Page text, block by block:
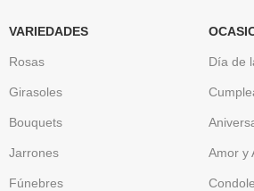
VARIEDADES
Rosas
Girasoles
Bouquets
Jarrones
Fúnebres
Día de
Amor y